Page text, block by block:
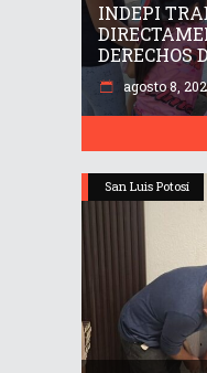
INDEPI
DERECHOS
agosto 8,
San Luis Potosí